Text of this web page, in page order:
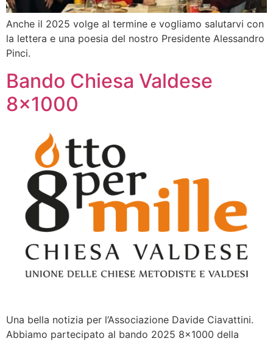
Anche il 2025 volge al termine e vogliamo salutarvi con
la lettera e una poesia del nostro Presidente Alessandro
Pinci.
Bando Chiesa Valdese
8×1000
Una bella notizia per l’Associazione Davide Ciavattini.
Abbiamo partecipato al bando 2025 8×1000 della